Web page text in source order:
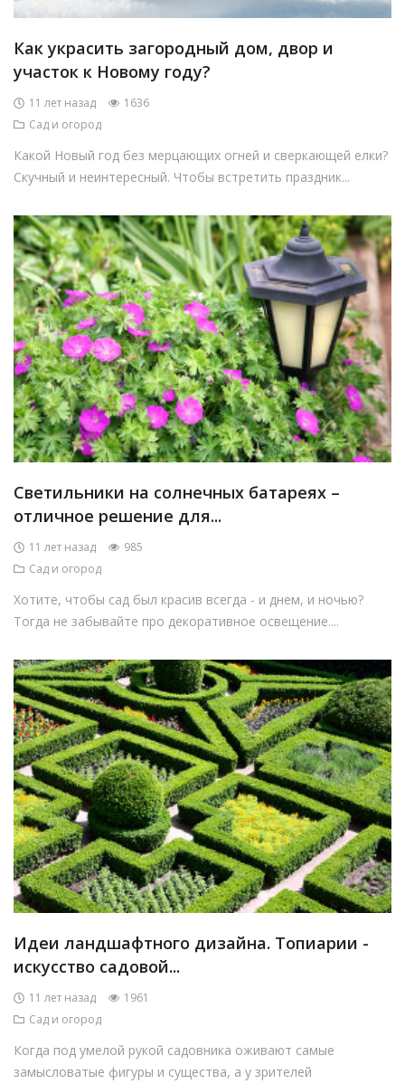
Как украсить загородный дом, двор и
участок к Новому году?
11 лет назад
1636
Сад и огород
Какой Новый год без мерцающих огней и сверкающей елки?
Скучный и неинтересный. Чтобы встретить праздник...
Светильники на солнечных батареях –
отличное решение для...
11 лет назад
985
Сад и огород
Хотите, чтобы сад был красив всегда - и днем, и ночью?
Тогда не забывайте про декоративное освещение....
Идеи ландшафтного дизайна. Топиарии -
искусство садовой...
11 лет назад
1961
Сад и огород
Когда под умелой рукой садовника оживают самые
замысловатые фигуры и существа, а у зрителей